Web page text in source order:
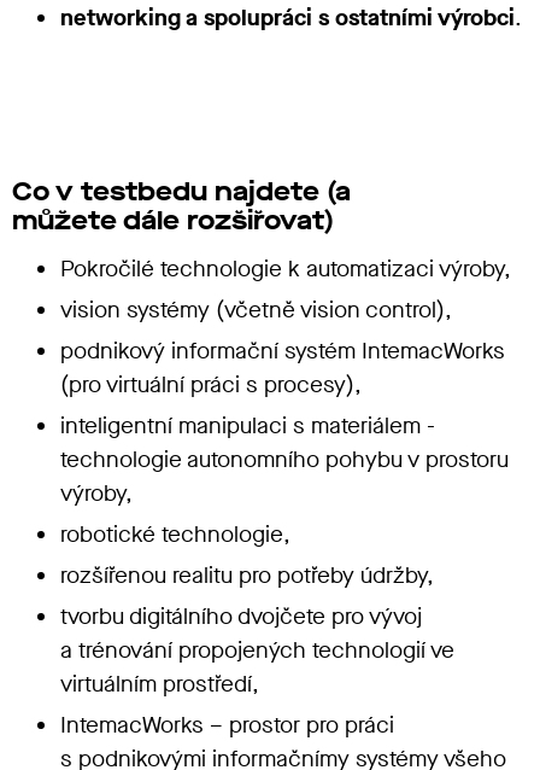
networking a spolupráci s ostatními výrobci.
Co v testbedu najdete (a
můžete dále rozšiřovat)
Pokročilé technologie k automatizaci výroby,
vision systémy (včetně vision control),
podnikový informační systém IntemacWorks
(pro virtuální práci s procesy),
inteligentní manipulaci s materiálem -
technologie autonomního pohybu v prostoru
výroby,
robotické technologie,
rozšířenou realitu pro potřeby údržby,
tvorbu digitálního dvojčete pro vývoj
a trénování propojených technologií ve
virtuálním prostředí,
IntemacWorks – prostor pro práci
s podnikovými informačnímy systémy všeho